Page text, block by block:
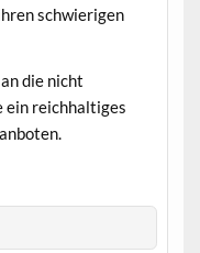
schwierigen
die nicht
ein reichhaltiges